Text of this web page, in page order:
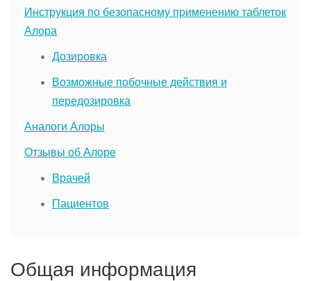
Инструкция по безопасному применению таблеток
Алора
Дозировка
Возможные побочные действия и
передозировка
Аналоги Алоры
Отзывы об Алоре
Врачей
Пациентов
Общая информация